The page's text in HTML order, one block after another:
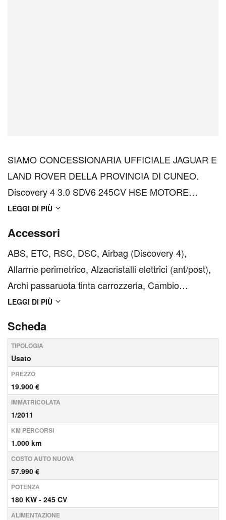
SIAMO CONCESSIONARIA UFFICIALE JAGUAR E
LAND ROVER DELLA PROVINCIA DI CUNEO.
Discovery 4 3.0 SDV6 245CV HSE MOTORE
RIGENERATO PRESSO LA NOSTRA OFFICINA
PERCORRENZA TOTALE KM 361.976 - INTERNO
IN PELLE - TRAZIONE INTEGRALE - BOARD
COMPUTER - CONTROLLO AUTOMATIC...
LEGGI DI PIÙ
Accessori
ABS, ETC, RSC, DSC, Airbag (Discovery 4),
Allarme perimetrico, Alzacristalli elettrici (ant/post),
Archi passaruota tinta carrozzeria, Cambio
automatico a 6 velocità, Cerchi in lega da 19&quot;
centralizzata, Climatizzatore automatico, Comandi
audio al vol...
LEGGI DI PIÙ
Scheda
TIPOLOGIA
Usato
PREZZO
19.900 €
IMMATRICOLATA
1/2011
KM PERCORSI
1.000 km
COSTO AUTO NUOVA
57.990 €
POTENZA
180 KW - 245 CV
ALIMENTAZIONE